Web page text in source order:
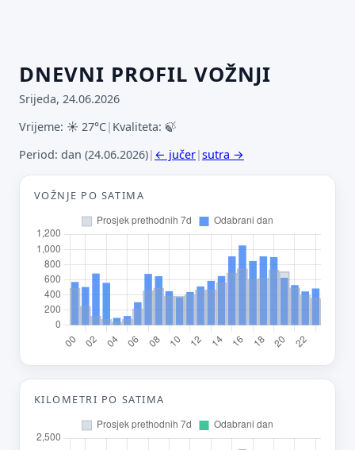
DNEVNI PROFIL VOŽNJI
Srijeda, 24.06.2026
Vrijeme: ☀ 27°C| Kvaliteta: 🍃
Period: dan (24.06.2026)| ← jučer|sutra →
VOŽNJE PO SATIMA
KILOMETRI PO SATIMA
Predloži poboljšanje ove stranice
Što bi ti ovdje bilo korisno? Koje pitanje želiš da ova
stranica može odgovoriti? (npr. “kada je
najpraznije?”, “što znači ovaj skok?”, “što još
usporediti?”)
Vrsta poruke
Povratna informacija
Prijava problema
Tvoj prijedlog